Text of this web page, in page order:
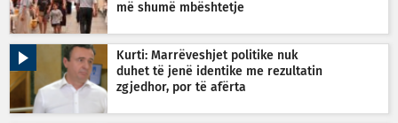
më shumë mbështetje
Kurti: Marrëveshjet politike nuk
duhet të jenë identike me rezultatin
zgjedhor, por të afërta